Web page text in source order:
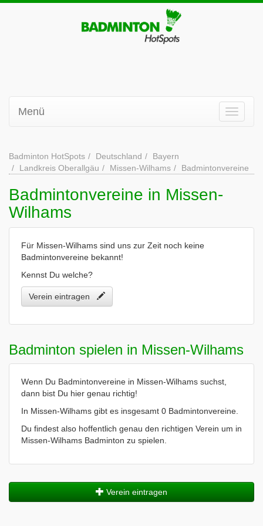
Menü
Badminton HotSpots Deutschland
Bayern
Landkreis Oberallgäu
Missen-Wilhams Badmintonvereine
Badmintonvereine in Missen-
Wilhams
Für Missen-Wilhams sind uns zur Zeit noch keine
Badmintonvereine bekannt!
Kennst Du welche?
Verein eintragen
Badminton spielen in Missen-Wilhams
Wenn Du Badmintonvereine in Missen-Wilhams suchst,
dann bist Du hier genau richtig!
In Missen-Wilhams gibt es insgesamt 0 Badmintonvereine.
Du findest also hoffentlich genau den richtigen Verein um in
Missen-Wilhams Badminton zu spielen.
Verein eintragen